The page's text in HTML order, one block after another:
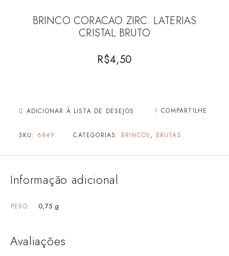
BRINCO CORACAO ZIRC. LATERIAS
CRISTAL BRUTO
R$4,50
ADICIONAR À LISTA DE DESEJOS COMPARTILHE
SKU: 6849 CATEGORIAS: BRINCOS, BRUTAS
Informação adicional
PESO 0,75 g
Avaliações